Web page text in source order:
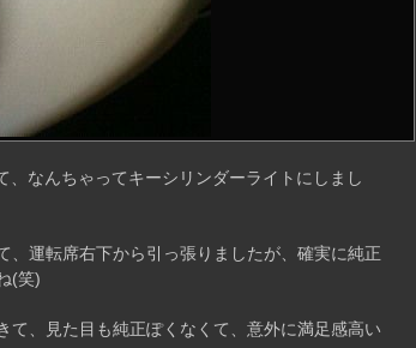
、なんちゃってキーシリンダーライトにしまし
、運転席右下から引っ張りましたが、確実に純正
(笑)
て、見た目も純正ぽくなくて、意外に満足感高い